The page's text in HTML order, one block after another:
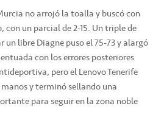
no arrojó la toalla y buscó con
con un parcial de 2-15. Un triple de
libre Diagne puso el 75-73 y alargó
con los errores posteriores
pero el Lenovo Tenerife
y terminó sellando una
para seguir en la zona noble